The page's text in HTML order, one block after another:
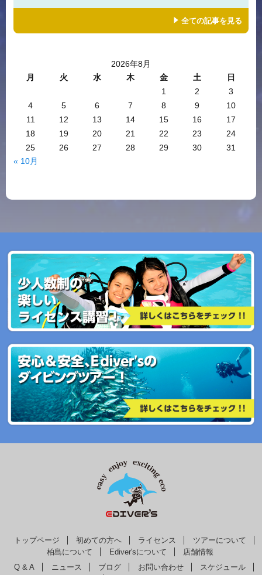
全ての記事を見る
2026年8月
月
火 水 木 金 土
日
1
2
3
4
5 6 7 8 9
10
11
12 13 14 15 16
17
18
19 20 21 22 23
24
25
26 27 28 29 30
31
« 10月
トップページ 初めての方へ ライセンス
ツアーについて
柏島について
Ediver'sについて
店舗情報
Q & A
ニュース ブログ お問い合わせ
スケジュール